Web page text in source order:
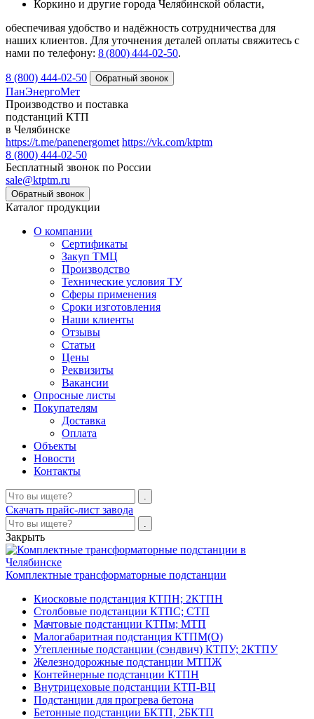
Коркино и другие города Челябинской области,
обеспечивая удобство и надёжность сотрудничества для
наших клиентов. Для уточнения деталей оплаты свяжитесь с
нами по телефону: 8 (800) 444‑02‑50.
8 (800) 444-02-50
ПанЭнергоМет
Производство и поставка
подстанций КТП
в Челябинске
https://t.me/panenergomet https://vk.com/ktptm
8 (800) 444-02-50
Бесплатный звонок по России
sale@ktptm.ru
Каталог продукции
О компании
Сертификаты
Закуп ТМЦ
Производство
Технические условия ТУ
Сферы применения
Сроки изготовления
Наши клиенты
Отзывы
Статьи
Цены
Реквизиты
Вакансии
Опросные листы
Покупателям
Доставка
Оплата
Объекты
Новости
Контакты
Скачать прайс-лист завода
Закрыть
Комплектные трансформаторные подстанции
Киосковые подстанция КТПН; 2КТПН
Столбовые подстанции КТПС; СТП
Мачтовые подстанции КТПм; МТП
Малогабаритная подстанция КТПМ(О)
Утепленные подстанции (сэндвич) КТПУ; 2КТПУ
Железнодорожные подстанции МТПЖ
Контейнерные подстанции КТПН
Внутрицеховые подстанции КТП-ВЦ
Подстанции для прогрева бетона
Бетонные подстанции БКТП, 2БКТП